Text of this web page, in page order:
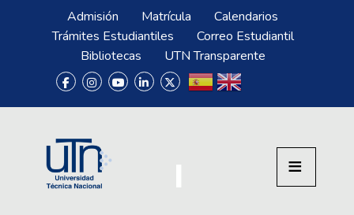
Pasar al contenido principal
Menú SuperiorAdmisión Matrícula
Calendarios
Trámites Estudiantiles
Correo Estudiantil
Bibliotecas
UTN Transparente